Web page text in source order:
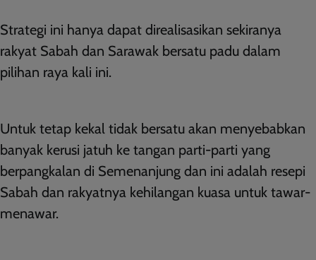
Strategi ini hanya dapat direalisasikan sekiranya
rakyat Sabah dan Sarawak bersatu padu dalam
pilihan raya kali ini.
Untuk tetap kekal tidak bersatu akan menyebabkan
banyak kerusi jatuh ke tangan parti-parti yang
berpangkalan di Semenanjung dan ini adalah resepi
Sabah dan rakyatnya kehilangan kuasa untuk tawar-
menawar.